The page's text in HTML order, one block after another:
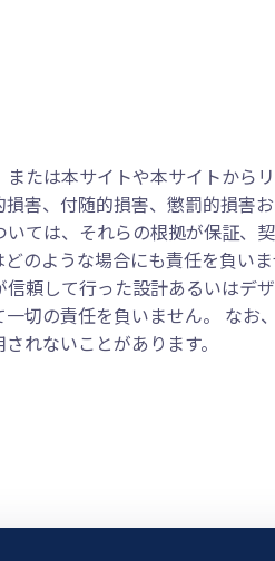
たは本サイトや本サイトから
害、付随的損害、懲罰的損害
ては、それらの根拠が保証、
のような場合にも責任を負い
頼して行った設計あるいはデ
切の責任を負いません。 なお
れないことがあります。